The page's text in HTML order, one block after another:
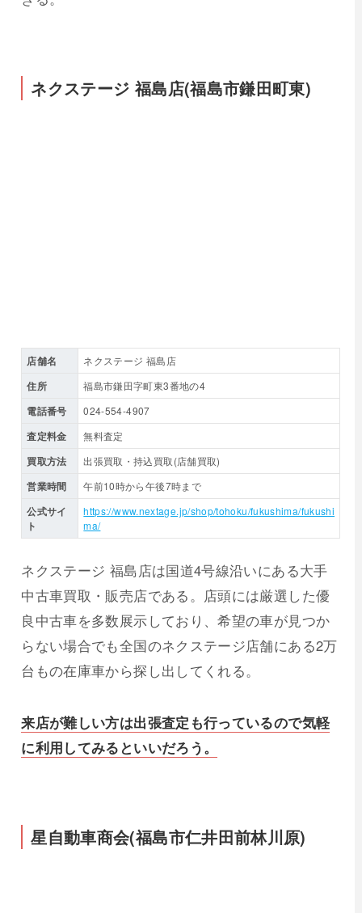
ネクステージ 福島店(福島市鎌田町東)
店舗名 ネクステージ 福島店
住所 福島市鎌田字町東3番地の4
電話番号 024-554-4907
査定料金 無料査定
買取方法 出張買取・持込買取(店舗買取)
営業時間 午前10時から午後7時まで
公式サイ
ト
https://www.nextage.jp/shop/tohoku/fukushima/fukushi
ma/
ネクステージ 福島店は国道4号線沿いにある大手
中古車買取・販売店である。店頭には厳選した優
良中古車を多数展示しており、希望の車が見つか
らない場合でも全国のネクステージ店舗にある2万
台もの在庫車から探し出してくれる。
来店が難しい方は出張査定も行っているので気軽
に利用してみるといいだろう。
星自動車商会(福島市仁井田前林川原)